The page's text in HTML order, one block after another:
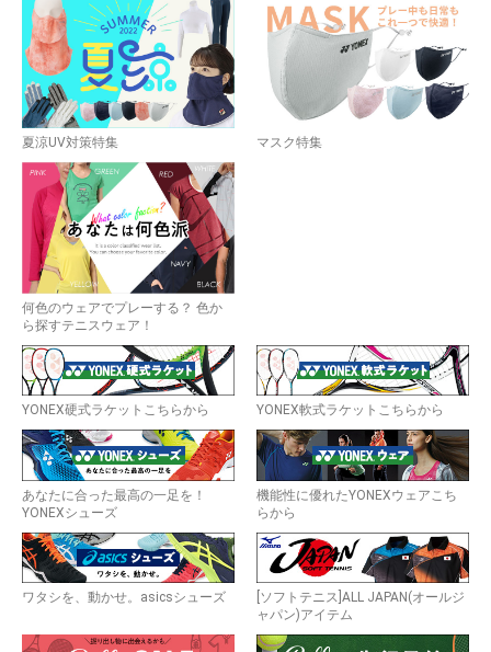
夏涼UV対策特集 マスク特集
何色のウェアでプレーする？ 色か
ら探すテニスウェア！
YONEX硬式ラケットこちらから YONEX軟式ラケットこちらから
あなたに合った最高の一足を！
YONEXシューズ
機能性に優れたYONEXウェアこち
らから
ワタシを、動かせ。asicsシューズ
[ソフトテニス]ALL JAPAN(オールジ
ャパン)アイテム